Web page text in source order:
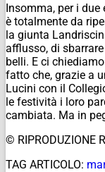
Insomma, per i
è totalmente da
la giunta
afflusso, di
belli. E ci
fatto che, grazie a
Lucini con il
le festività i loro
cambiata. Ma in
© RIPRODUZIONE
TAG ARTICOLO: